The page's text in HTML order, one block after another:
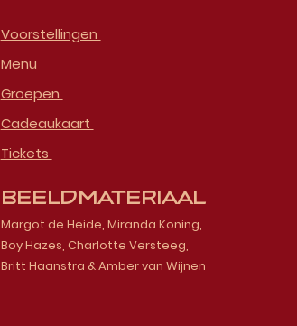
Voorstellingen
Menu
Groepen
Cadeaukaart
Tickets
Beeldmateriaal
Margot de Heide, Miranda Koning,
Boy Hazes, Charlotte Versteeg,
Britt Haanstra & Amber van Wijnen